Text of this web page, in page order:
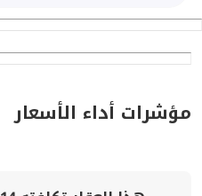
مؤشرات أداء الأسعار